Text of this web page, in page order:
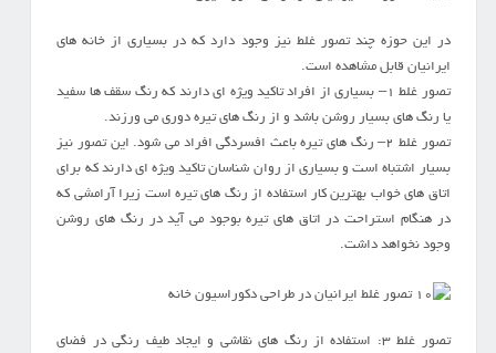
در این حوزه چند تصور غلط نیز وجود دارد که در بسیاری از خانه های
ایرانیان قابل مشاهده است.
تصور غلط ۱– بسیاری از افراد تاکید ویژه ای دارند که رنگ سقف ها سفید
یا رنگ های بسیار روشن باشد و از رنگ های تیره دوری می ورزند.
تصور غلط ۲– رنگ های تیره باعث افسردگی افراد می شود. این تصور نیز
بسیار اشتباه است و بسیاری از روان شناسان تاکید ویژه ای دارند که برای
اتاق های خواب بهترین کار استفاده از رنگ های تیره است زیرا آرامشی که
در هنگام استراحت در اتاق های تیره بوجود می آید در رنگ های روشن
وجود نخواهد داشت.
تصور غلط ۳: استفاده از رنگ های نقاشی و ایجاد طیف رنگی در فضای